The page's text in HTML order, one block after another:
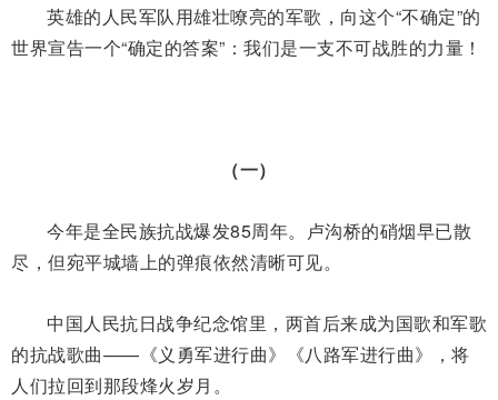
英雄的人民军队用雄壮嘹亮的军歌，向这个“不确定”的
世界宣告一个“确定的答案”：我们是一支不可战胜的力量！
（一）
今年是全民族抗战爆发85周年。卢沟桥的硝烟早已散
尽，但宛平城墙上的弹痕依然清晰可见。
中国人民抗日战争纪念馆里，两首后来成为国歌和军歌
的抗战歌曲——《义勇军进行曲》《八路军进行曲》，将
人们拉回到那段烽火岁月。